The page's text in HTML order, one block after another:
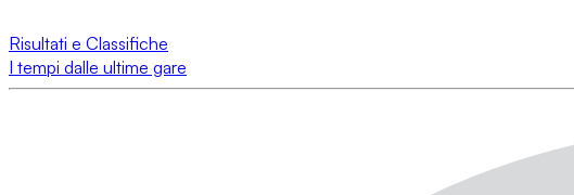
Risultati e Classifiche
I tempi dalle ultime gare